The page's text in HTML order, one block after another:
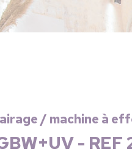
/ machine à
-